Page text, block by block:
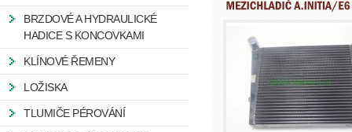
BRZDOVÉ A HYDRAULICKÉ
HADICE S KONCOVKAMI
KLÍNOVÉ ŘEMENY
LOŽISKA
TLUMIČE PÉROVÁNÍ